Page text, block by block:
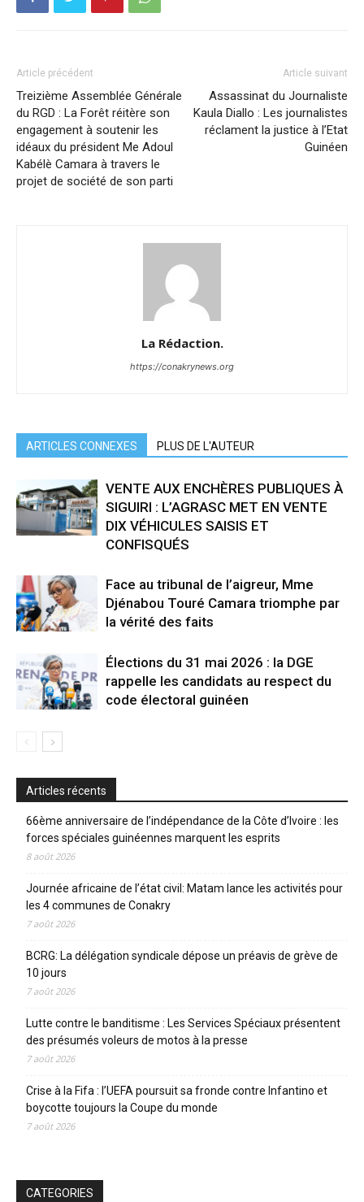
Article précédent
Treizième Assemblée Générale
du RGD : La Forêt réitère son
engagement à soutenir les
idéaux du président Me Adoul
Kabélè Camara à travers le
projet de société de son parti
Article suivant
Assassinat du Journaliste
Kaula Diallo : Les journalistes
réclament la justice à l’Etat
Guinéen
La Rédaction.
https://conakrynews.org
ARTICLES CONNEXES PLUS DE L'AUTEUR
VENTE AUX ENCHÈRES PUBLIQUES À
SIGUIRI : L’AGRASC MET EN VENTE
DIX VÉHICULES SAISIS ET
CONFISQUÉS
Face au tribunal de l’aigreur, Mme
Djénabou Touré Camara triomphe par
la vérité des faits
Élections du 31 mai 2026 : la DGE
rappelle les candidats au respect du
code électoral guinéen
Articles récents
66ème anniversaire de l’indépendance de la Côte d’Ivoire : les
forces spéciales guinéennes marquent les esprits
8 août 2026
Journée africaine de l’état civil: Matam lance les activités pour
les 4 communes de Conakry
7 août 2026
BCRG: La délégation syndicale dépose un préavis de grève de
10 jours
7 août 2026
Lutte contre le banditisme : Les Services Spéciaux présentent
des présumés voleurs de motos à la presse
7 août 2026
Crise à la Fifa : l’UEFA poursuit sa fronde contre Infantino et
boycotte toujours la Coupe du monde
7 août 2026
CATEGORIES